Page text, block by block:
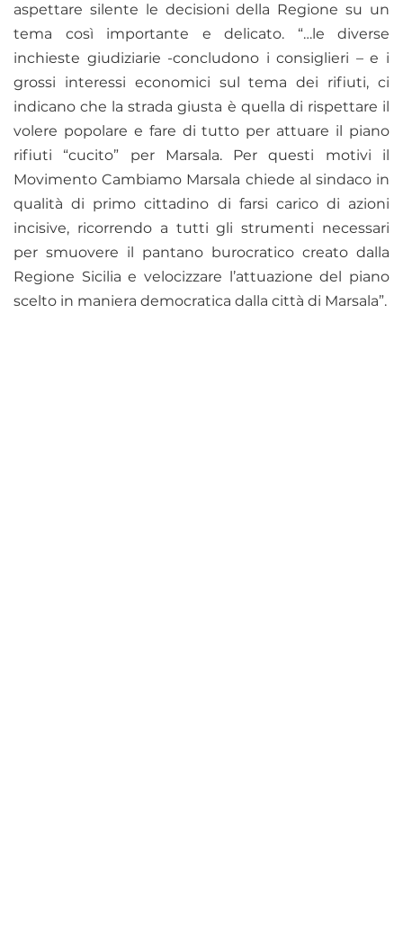
aspettare silente le decisioni della Regione su un
tema così importante e delicato. “…le diverse
inchieste giudiziarie -concludono i consiglieri – e i
grossi interessi economici sul tema dei rifiuti, ci
indicano che la strada giusta è quella di rispettare il
volere popolare e fare di tutto per attuare il piano
rifiuti “cucito” per Marsala. Per questi motivi il
Movimento Cambiamo Marsala chiede al sindaco in
qualità di primo cittadino di farsi carico di azioni
incisive, ricorrendo a tutti gli strumenti necessari
per smuovere il pantano burocratico creato dalla
Regione Sicilia e velocizzare l’attuazione del piano
scelto in maniera democratica dalla città di Marsala”.